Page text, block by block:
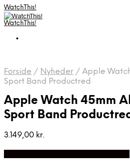
WatchThis!
WatchThis!
Forside / Nyheder / Apple
Sport Band Productred
Apple Watch 45mm
Sport Band
3.149,00 kr.